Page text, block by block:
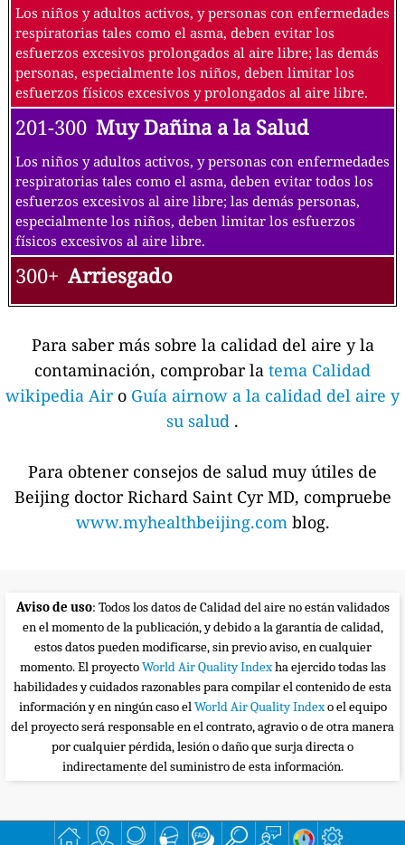
Los niños y adultos activos, y personas con enfermedades
respiratorias tales como el asma, deben evitar los
esfuerzos excesivos prolongados al aire libre; las demás
personas, especialmente los niños, deben limitar los
esfuerzos físicos excesivos y prolongados al aire libre.
201-300 Muy Dañina a la Salud
Los niños y adultos activos, y personas con enfermedades
respiratorias tales como el asma, deben evitar todos los
esfuerzos excesivos al aire libre; las demás personas,
especialmente los niños, deben limitar los esfuerzos
físicos excesivos al aire libre.
300+ Arriesgado
Para saber más sobre la calidad del aire y la
contaminación, comprobar la tema Calidad
wikipedia Air o Guía airnow a la calidad del aire y
su salud .
Para obtener consejos de salud muy útiles de
Beijing doctor Richard Saint Cyr MD, compruebe
www.myhealthbeijing.com blog.
Aviso de uso: Todos los datos de Calidad del aire no están validados
en el momento de la publicación, y debido a la garantía de calidad,
estos datos pueden modificarse, sin previo aviso, en cualquier
momento. El proyectoWorld Air Quality Indexha ejercido todas las
habilidades y cuidados razonables para compilar el contenido de esta
información y en ningún caso elWorld Air Quality Indexo el equipo
del proyecto será responsable en el contrato, agravio o de otra manera
por cualquier pérdida, lesión o daño que surja directa o
indirectamente del suministro de esta información.